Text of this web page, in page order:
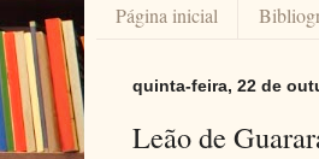
Página inicial
quinta-feira, 22 de
Leão de